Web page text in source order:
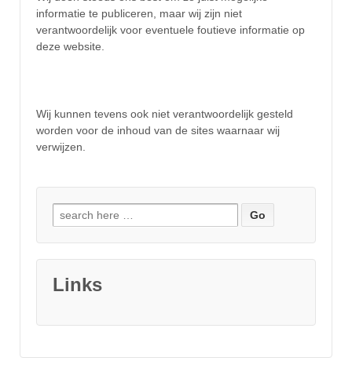
informatie te publiceren, maar wij zijn niet
verantwoordelijk voor eventuele foutieve informatie op
deze website.
Wij kunnen tevens ook niet verantwoordelijk gesteld
worden voor de inhoud van de sites waarnaar wij
verwijzen.
Search for:
Links